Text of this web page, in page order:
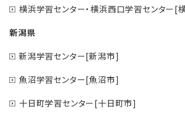
横浜学習センター・横浜西口学習センター[
新潟県
新潟学習センター[新潟市]
魚沼学習センター[魚沼市]
十日町学習センター[十日町市]